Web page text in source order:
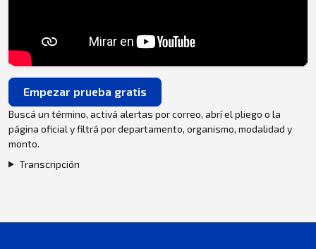
Empezar prueba gratis
Buscá un término, activá alertas por correo, abrí el pliego o la
página oficial y filtrá por departamento, organismo, modalidad y
monto.
Transcripción